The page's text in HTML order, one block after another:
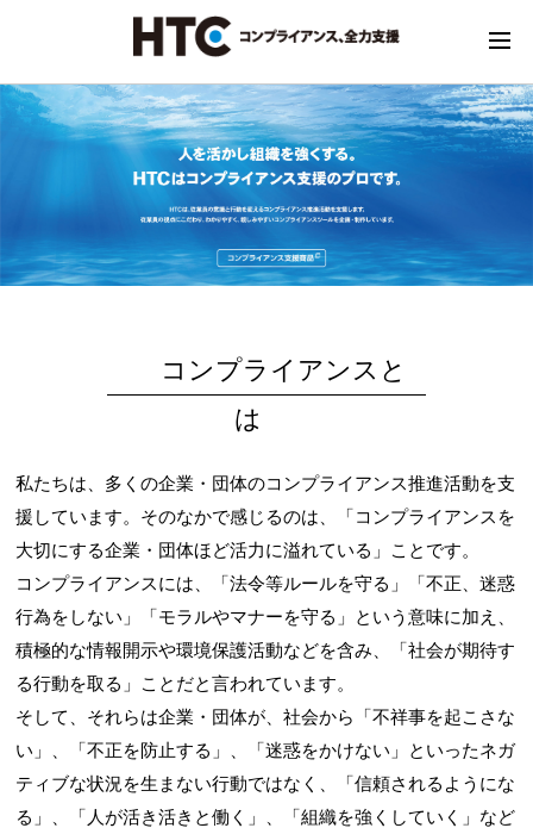
コンプライアンスと
は
私たちは、多くの企業・団体のコンプライアンス推進活動を支
援しています。そのなかで感じるのは、「コンプライアンスを
大切にする企業・団体ほど活力に溢れている」ことです。
コンプライアンスには、「法令等ルールを守る」「不正、迷惑
行為をしない」「モラルやマナーを守る」という意味に加え、
積極的な情報開示や環境保護活動などを含み、「社会が期待す
る行動を取る」ことだと言われています。
そして、それらは企業・団体が、社会から「不祥事を起こさな
い」、「不正を防止する」、「迷惑をかけない」といったネガ
ティブな状況を生まない行動ではなく、「信頼されるようにな
る」、「人が活き活きと働く」、「組織を強くしていく」など